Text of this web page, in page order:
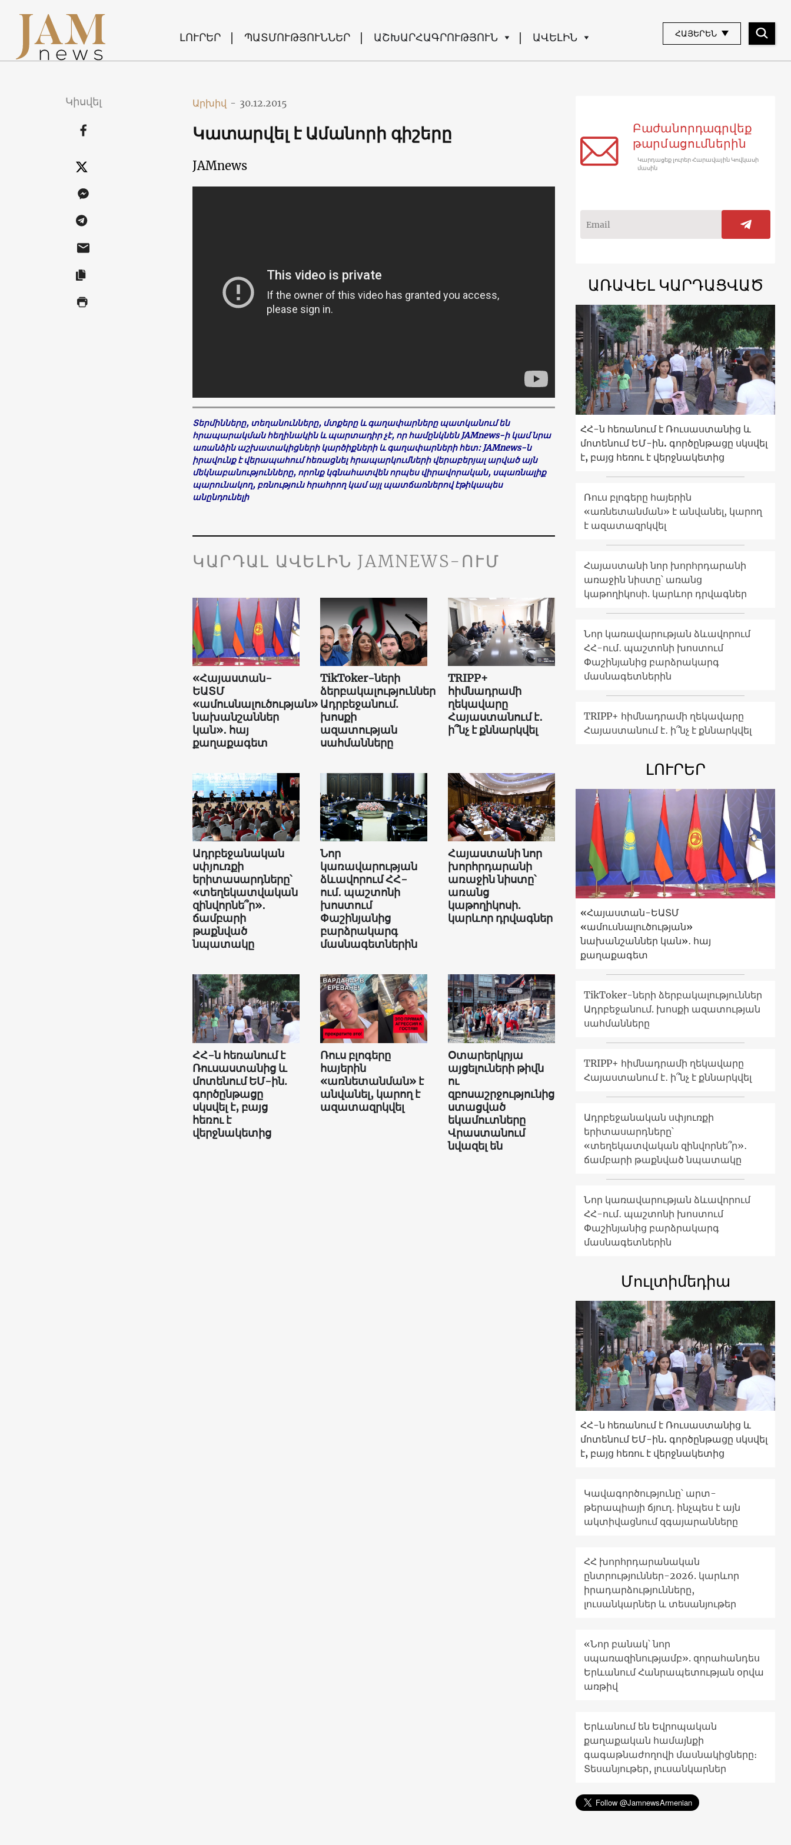
ԼՈՒՐԵՐ ՊԱՏՄՈՒԹՅՈՒՆՆԵՐ ԱՇԽԱՐՀԱԳՐՈՒԹՅՈՒՆ ԱՎԵԼԻՆ ՀԱՅԵՐԵՆ
Կիսվել Արխիվ - 30.12.2015
Կատարվել է Ամանորի գիշերը
JAMnews
Տերմինները, տեղանունները, մտքերը և գաղափարները պատկանում են
հրապարակման հեղինակին և պարտադիր չէ, որ համընկնեն JAMnews-ի կամ նրա
առանձին աշխատակիցների կարծիքների և գաղափարների հետ: JAMnews-ն
իրավունք է վերապահում հեռացնել հրապարկումների վերաբերյալ արված այն
մեկնաբանությունները, որոնք կգնահատվեն որպես վիրավորական, սպառնալիք
պարունակող, բռնություն հրահրող կամ այլ պատճառներով էթիկապես
անընդունելի
ԿԱՐԴԱԼ ԱՎԵԼԻՆ JAMNEWS-ՈՒՄ
«Հայաստան-
ԵԱՏՄ
«ամուսնալուծության»
նախանշաններ
կան»․ հայ
քաղաքագետ
TikToker-ների
ձերբակալություններ
Ադրբեջանում.
խոսքի
ազատության
սահմանները
TRIPP+
հիմնադրամի
ղեկավարը
Հայաստանում է․
ի՞նչ է քննարկվել
Ադրբեջանական
սփյուռքի
երիտասարդները՝
«տեղեկատվական
զինվորնե՞ր»․
ճամբարի
թաքնված
նպատակը
Նոր
կառավարության
ձևավորում ՀՀ-
ում․ պաշտոնի
խոստում
Փաշինյանից
բարձրակարգ
մասնագետներին
Հայաստանի նոր
խորհրդարանի
առաջին նիստը՝
առանց
կաթողիկոսի.
կարևոր դրվագներ
ՀՀ-ն հեռանում է
Ռուսաստանից և
մոտենում ԵՄ-ին.
գործընթացը
սկսվել է, բայց
հեռու է
վերջնակետից
Ռուս բլոգերը
հայերին
«առնետանման» է
անվանել, կարող է
ազատազրկվել
Օտարերկրյա
այցելուների թիվն
ու
զբոսաշրջությունից
ստացված
եկամուտները
Վրաստանում
նվազել են
Բաժանորդագրվեք
թարմացումներին
Կարդացեք լուրեր Հարավային Կովկասի
մասին
ԱՌԱՎԵԼ ԿԱՐԴԱՑՎԱԾ
ՀՀ-ն հեռանում է Ռուսաստանից և
մոտենում ԵՄ-ին. գործընթացը սկսվել
է, բայց հեռու է վերջնակետից
Ռուս բլոգերը հայերին
«առնետանման» է անվանել, կարող
է ազատազրկվել
Հայաստանի նոր խորհրդարանի
առաջին նիստը՝ առանց
կաթողիկոսի. կարևոր դրվագներ
Նոր կառավարության ձևավորում
ՀՀ-ում․ պաշտոնի խոստում
Փաշինյանից բարձրակարգ
մասնագետներին
TRIPP+ հիմնադրամի ղեկավարը
Հայաստանում է․ ի՞նչ է քննարկվել
ԼՈՒՐԵՐ
«Հայաստան-ԵԱՏՄ
«ամուսնալուծության»
նախանշաններ կան»․ հայ
քաղաքագետ
TikToker-ների ձերբակալություններ
Ադրբեջանում. խոսքի ազատության
սահմանները
TRIPP+ հիմնադրամի ղեկավարը
Հայաստանում է․ ի՞նչ է քննարկվել
Ադրբեջանական սփյուռքի
երիտասարդները՝
«տեղեկատվական զինվորնե՞ր»․
ճամբարի թաքնված նպատակը
Նոր կառավարության ձևավորում
ՀՀ-ում․ պաշտոնի խոստում
Փաշինյանից բարձրակարգ
մասնագետներին
Մուլտիմեդիա
ՀՀ-ն հեռանում է Ռուսաստանից և
մոտենում ԵՄ-ին. գործընթացը սկսվել
է, բայց հեռու է վերջնակետից
Կավագործությունը՝ արտ-
թերապիայի ճյուղ․ ինչպես է այն
ակտիվացնում զգայարանները
ՀՀ խորհրդարանական
ընտրություններ-2026. կարևոր
իրադարձությունները,
լուսանկարներ և տեսանյութեր
«Նոր բանակ՝ նոր
սպառազինությամբ». զորահանդես
Երևանում Հանրապետության օրվա
առթիվ
Երևանում են Եվրոպական
քաղաքական համայնքի
գագաթնաժողովի մասնակիցները։
Տեսանյութեր, լուսանկարներ